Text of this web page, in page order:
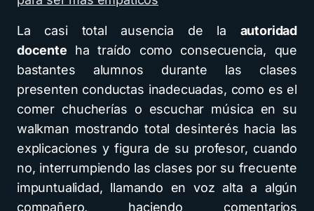
La casi total ausencia de la autoridad
docente ha traído como consecuencia, que
bastantes alumnos durante las clases
presenten conductas inadecuadas, como es el
comer chucherías o escuchar música en su
walkman mostrando total desinterés hacia las
explicaciones y figura de su profesor, cuando
no, interrumpiendo las clases por su frecuente
impuntualidad, llamando en voz alta a algún
compañero, haciendo comentarios